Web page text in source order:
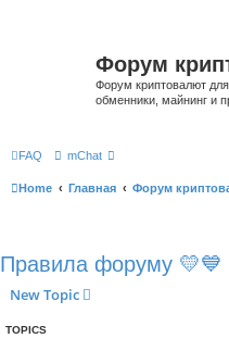
Форум
Форум криптовалют
обменники, майнинг и
FAQ mChat
Home Главная Форум
Правила форуму 💛💙
New Topic
TOPICS